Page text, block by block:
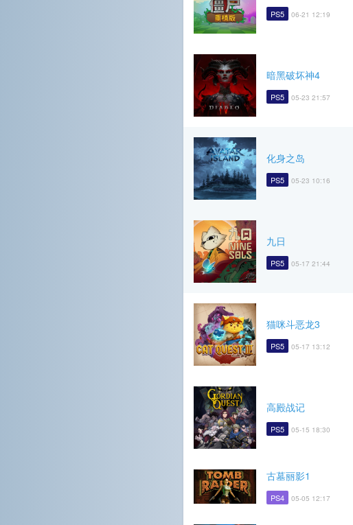
PS5 06-21 12:19
暗黑破坏神4
PS5 05-23 21:57
化身之岛
PS5 05-23 10:16
九日
PS5 05-17 21:44
猫咪斗恶龙3
PS5 05-17 13:12
高殿战记
PS5 05-15 18:30
古墓丽影1
PS4 05-05 12:17